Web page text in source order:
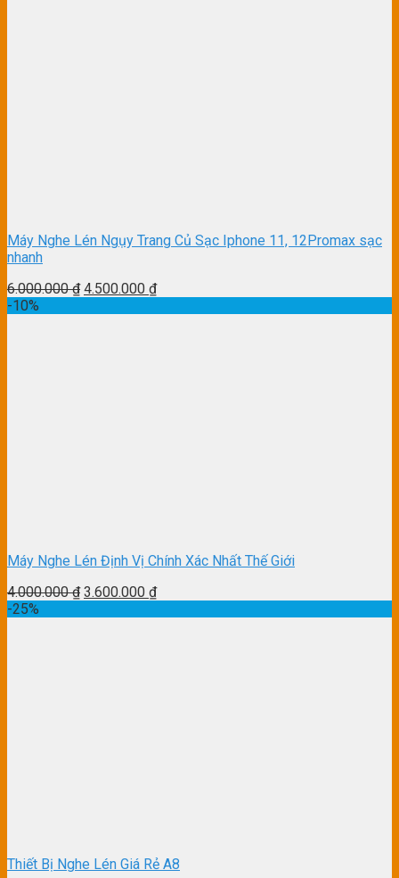
Máy Nghe Lén Ngụy Trang Củ Sạc Iphone 11, 12Promax sạc
nhanh
6.000.000₫ 4.500.000 ₫
-10%
Máy Nghe Lén Định Vị Chính Xác Nhất Thế Giới
4.000.000₫ 3.600.000 ₫
-25%
Thiết Bị Nghe Lén Giá Rẻ A8